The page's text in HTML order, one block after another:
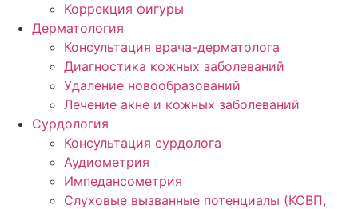
Коррекция фигуры
Дерматология
Консультация врача-дерматолога
Диагностика кожных заболеваний
Удаление новообразований
Лечение акне и кожных заболеваний
Сурдология
Консультация сурдолога
Аудиометрия
Импедансометрия
Слуховые вызванные потенциалы (КСВП,